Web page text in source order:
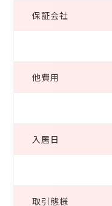
保証会社
他費用
入居日
取引態様